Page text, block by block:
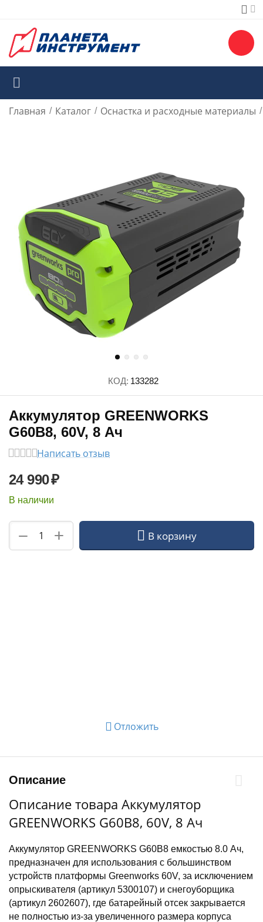
Главная / Каталог / Оснастка и расходные материалы /
КОД: 133282
Аккумулятор GREENWORKS
G60B8, 60V, 8 Ач
Написать отзыв
24 990₽
В наличии
+
− В корзину
Отложить
Описание
Описание товара Аккумулятор
GREENWORKS G60B8, 60V, 8 Ач
Аккумулятор GREENWORKS G60B8 емкостью 8.0 Ач,
предназначен для использования с большинством
устройств платформы Greenworks 60V, за исключением
опрыскивателя (артикул 5300107) и снегоуборщика
(артикул 2602607), где батарейный отсек закрывается
не полностью из-за увеличенного размера корпуса